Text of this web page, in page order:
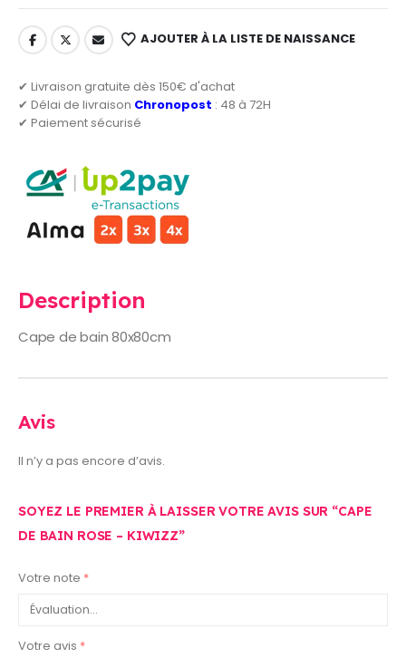
AJOUTER À LA LISTE DE NAISSANCE
✔ Livraison gratuite dès 150€ d'achat
✔ Délai de livraison Chronopost : 48 à 72H
✔ Paiement sécurisé
Description
Cape de bain 80x80cm
Avis
Il n’y a pas encore d’avis.
SOYEZ LE PREMIER À LAISSER VOTRE AVIS SUR “CAPE
DE BAIN ROSE – KIWIZZ”
Votre note *
Votre avis *